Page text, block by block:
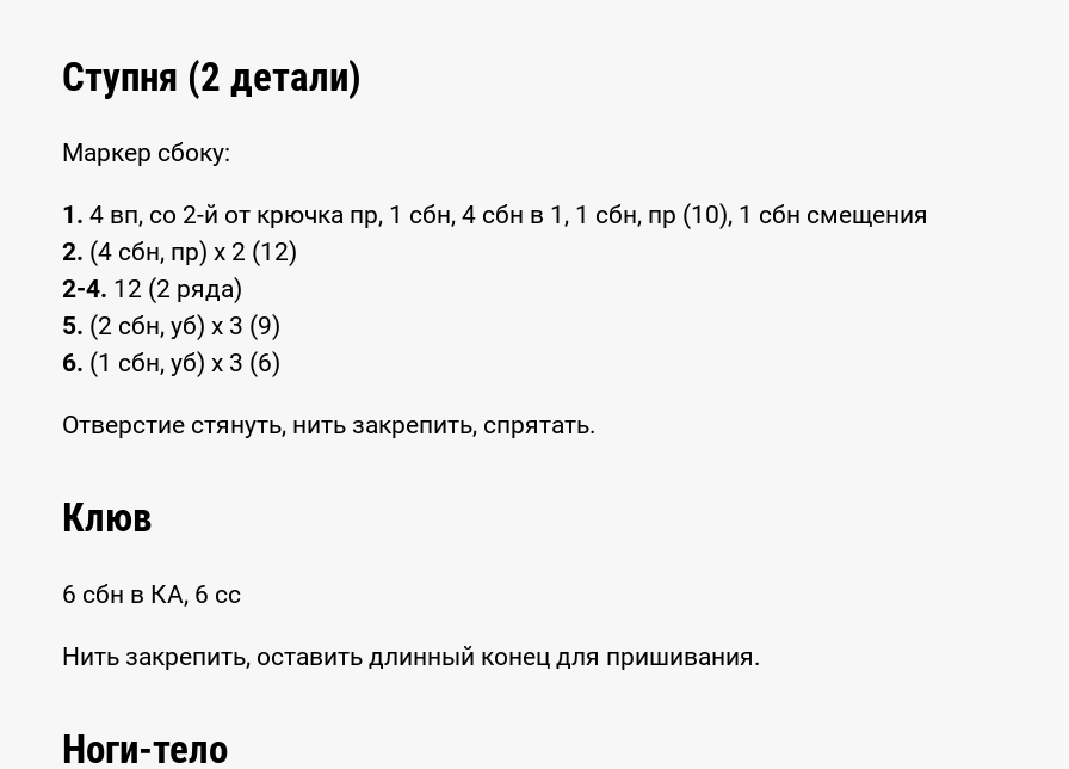
Ступня (2 детали)
Маркер сбоку:
1. 4 вп, со 2-й от крючка пр, 1 сбн, 4 сбн в 1, 1 сбн, пр (10), 1 сбн смещения
2. (4 сбн, пр) x 2 (12)
2-4. 12 (2 ряда)
5. (2 сбн, уб) x 3 (9)
6. (1 сбн, уб) x 3 (6)
Отверстие стянуть, нить закрепить, спрятать.
Клюв
6 сбн в КА, 6 сс
Нить закрепить, оставить длинный конец для пришивания.
Ноги-тело